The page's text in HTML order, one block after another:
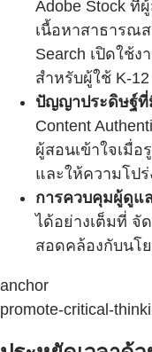
Adobe Stock
เนื้อหาสาธารณ
Search เปิดใช้
สำหรับผู้ใช้ K-
ปัญญาประดิษฐ์ที่
Content
ผู้สอนเข้าใจเมื่
และให้ความโป
การควบคุมผู้ดูแ
ได้อย่างเต็มที่ จั
สอดคล้องกับนโ
anchor
promote-critical-